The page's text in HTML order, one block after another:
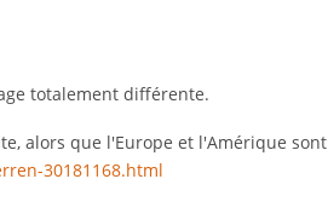
totalement différente.
alors que l'Europe et l'Amérique
30181168.html